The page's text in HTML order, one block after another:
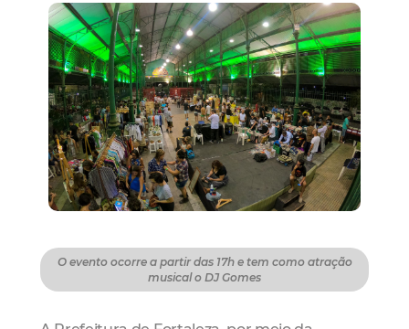
O evento ocorre a partir das 17h e tem como atração
musical o DJ Gomes